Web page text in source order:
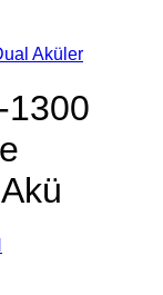
Aküler
1300